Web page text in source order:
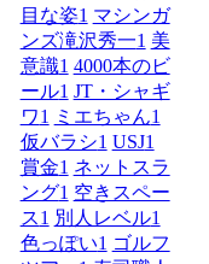
目な姿1 マシンガ
ンズ滝沢秀一1 美
意識1 4000本のビ
ール1 JT・シャギ
ワ1 ミエちゃん1
仮バラシ1 USJ1
賞金1 ネットスラ
ング1 空きスペー
ス1 別人レベル1
色っぽい1 ゴルフ